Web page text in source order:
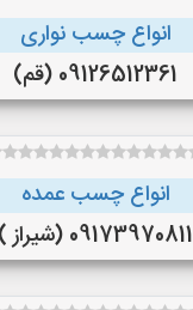
انواع چسب نواری
09126512361 (قم)
انواع چسب عمده
09173970811 (شیراز )